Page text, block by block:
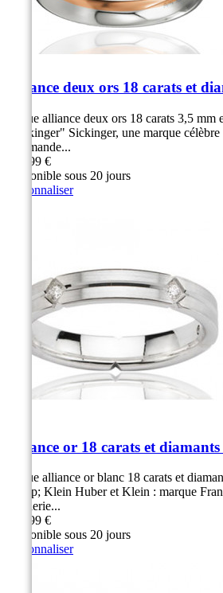
Alliance deux ors 18 carats et
Bague alliance deux ors 18 carats 3,5 mm
"Sickinger" Sickinger, une marque
Allemande...
949,99 €
Disponible sous 20 jours
Personnaliser
Alliance or 18 carats et
Bague alliance or blanc 18 carats et
&amp; Klein Huber et Klein : marque
Joaillerie...
999,99 €
Disponible sous 20 jours
Personnaliser